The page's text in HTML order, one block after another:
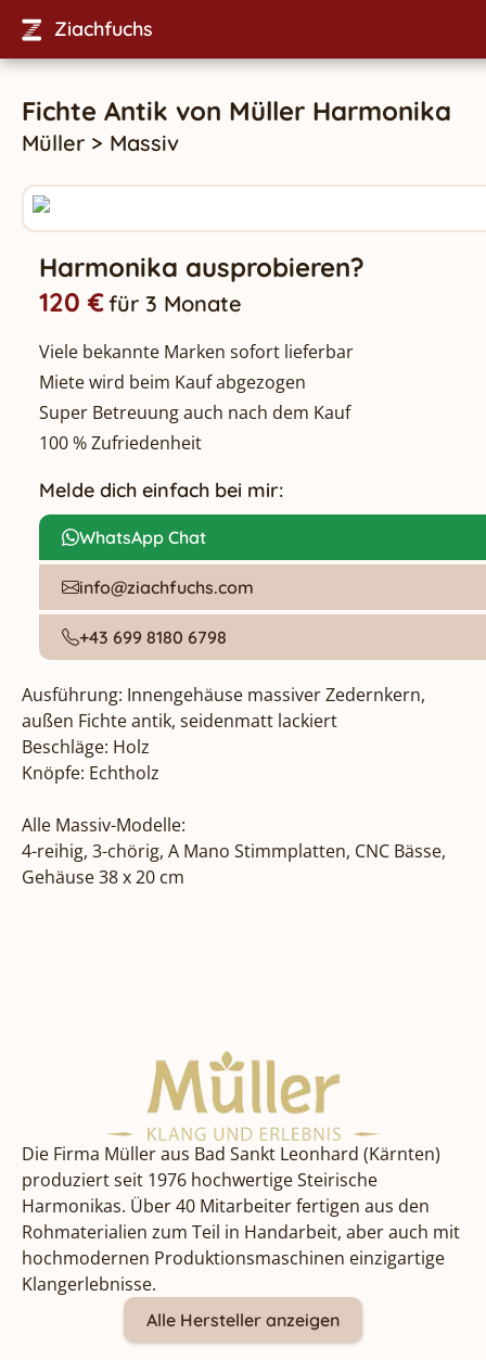
Ziachfuchs
Fichte Antik von Müller Harmonika
Müller > Massiv
Harmonika ausprobieren?
120 €für 3 Monate
Viele bekannte Marken sofort lieferbar
Miete wird beim Kauf abgezogen
Super Betreuung auch nach dem Kauf
100 % Zufriedenheit
Melde dich einfach bei mir:
WhatsApp Chat
info@ziachfuchs.com
+43 699 8180 6798
Ausführung: Innengehäuse massiver Zedernkern,
außen Fichte antik, seidenmatt lackiert
Beschläge: Holz
Knöpfe: Echtholz
Alle Massiv-Modelle:
4-reihig, 3-chörig, A Mano Stimmplatten, CNC Bässe,
Gehäuse 38 x 20 cm
Die Firma Müller aus Bad Sankt Leonhard (Kärnten)
produziert seit 1976 hochwertige Steirische
Harmonikas. Über 40 Mitarbeiter fertigen aus den
Rohmaterialien zum Teil in Handarbeit, aber auch mit
hochmodernen Produktionsmaschinen einzigartige
Klangerlebnisse.
Alle Hersteller anzeigen